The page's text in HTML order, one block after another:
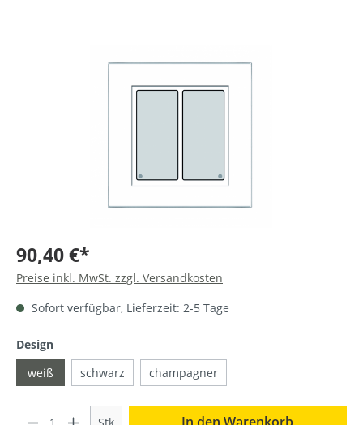
90,40 €*
Preise inkl. MwSt. zzgl. Versandkosten
Sofort verfügbar, Lieferzeit: 2-5 Tage
Design
weiß
schwarz champagner